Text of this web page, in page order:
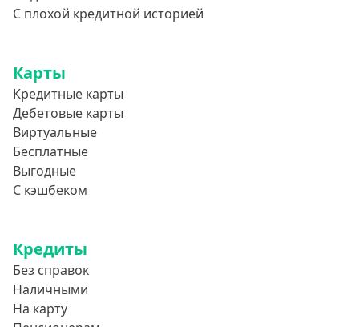
С плохой кредитной историей
Карты
Кредитные карты
Дебетовые карты
Виртуальные
Бесплатные
Выгодные
С кэшбеком
Кредиты
Без справок
Наличными
На карту